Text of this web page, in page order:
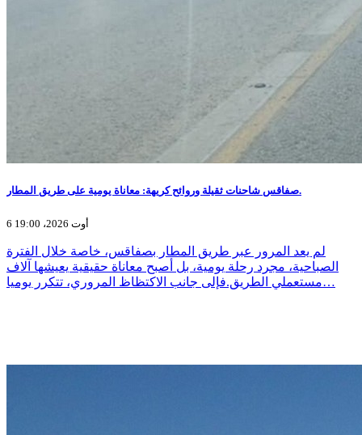
صفاقس شاحنات ثقيلة وروائح كريهة: معاناة يومية على طريق المطار.
6 أوت 2026، 19:00
لم يعد المرور عبر طريق المطار بصفاقس، خاصة خلال الفترة
الصباحية، مجرد رحلة يومية، بل أصبح معاناة حقيقية يعيشها آلاف
مستعملي الطريق.فإلى جانب الاكتظاظ المروري، تتكرر يوميا…